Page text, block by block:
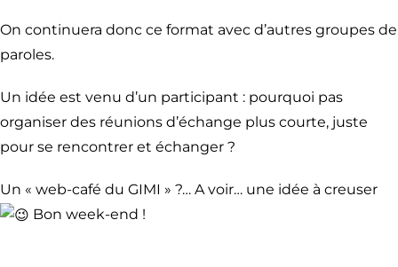
On continuera donc ce format avec d’autres groupes de
paroles.
Un idée est venu d’un participant : pourquoi pas
organiser des réunions d’échange plus courte, juste
pour se rencontrer et échanger ?
Un « web-café du GIMI » ?… A voir… une idée à creuser
Bon week-end !